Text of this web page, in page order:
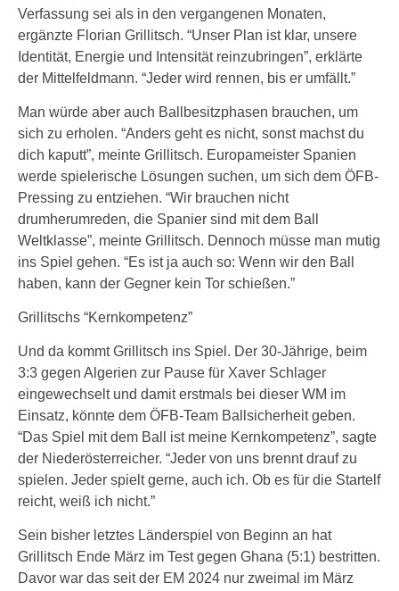
Verfassung sei als in den vergangenen Monaten,
ergänzte Florian Grillitsch. “Unser Plan ist klar, unsere
Identität, Energie und Intensität reinzubringen”, erklärte
der Mittelfeldmann. “Jeder wird rennen, bis er umfällt.”
Man würde aber auch Ballbesitzphasen brauchen, um
sich zu erholen. “Anders geht es nicht, sonst machst du
dich kaputt”, meinte Grillitsch. Europameister Spanien
werde spielerische Lösungen suchen, um sich dem ÖFB-
Pressing zu entziehen. “Wir brauchen nicht
drumherumreden, die Spanier sind mit dem Ball
Weltklasse”, meinte Grillitsch. Dennoch müsse man mutig
ins Spiel gehen. “Es ist ja auch so: Wenn wir den Ball
haben, kann der Gegner kein Tor schießen.”
Grillitschs “Kernkompetenz”
Und da kommt Grillitsch ins Spiel. Der 30-Jährige, beim
3:3 gegen Algerien zur Pause für Xaver Schlager
eingewechselt und damit erstmals bei dieser WM im
Einsatz, könnte dem ÖFB-Team Ballsicherheit geben.
“Das Spiel mit dem Ball ist meine Kernkompetenz”, sagte
der Niederösterreicher. “Jeder von uns brennt drauf zu
spielen. Jeder spielt gerne, auch ich. Ob es für die Startelf
reicht, weiß ich nicht.”
Sein bisher letztes Länderspiel von Beginn an hat
Grillitsch Ende März im Test gegen Ghana (5:1) bestritten.
Davor war das seit der EM 2024 nur zweimal im März